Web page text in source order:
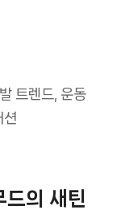
트렌드
운동
션
의 새틴